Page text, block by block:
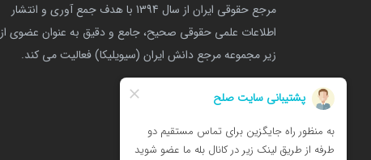
مرجع حقوقی ایران از سال 1394 با هدف جمع آوری و انتشار
اطلاعات علمی حقوقی صحیح، جامع و دقیق به عنوان عضوی از
زیر مجموعه مرجع دانش ایران (سیویلیکا) فعالیت می کند.